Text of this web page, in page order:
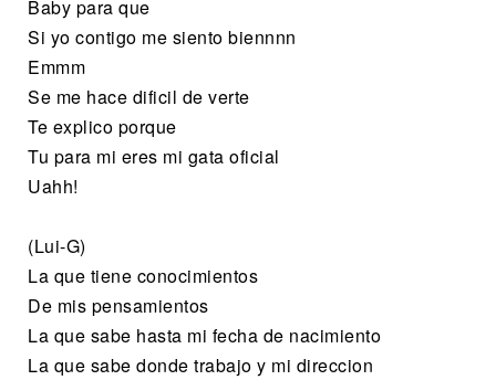
Baby para que
Si yo contigo me siento biennnn
Emmm
Se me hace dificil de verte
Te explico porque
Tu para mi eres mi gata oficial
Uahh!
(Lui-G)
La que tiene conocimientos
De mis pensamientos
La que sabe hasta mi fecha de nacimiento
La que sabe donde trabajo y mi direccion